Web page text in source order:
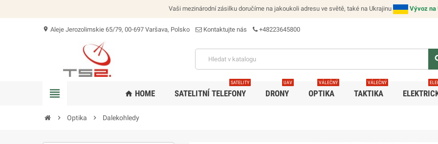
Vaši mezinárodní zásilku doručíme na jakoukoli adresu ve světě, také na Ukrajinu Vývoz na
location_on Aleje Jerozolimskie 65/79, 00-697 Varšava, Polsko Kontaktujte nás +48223645800
view_headline home HOME SATELITNÍ TELEFONY
SATELITY
DRONY
UAV
OPTIKA
VÁLEČNÝ
TAKTIKA
VÁLEČNÝ
chevron_right Optika chevron_right Dalekohledy